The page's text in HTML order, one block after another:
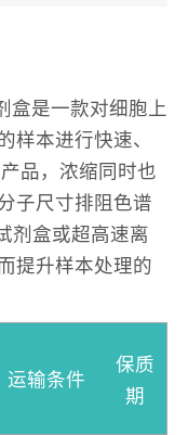
盒是一款对细胞上
本进行快速、
品，浓缩同时也
子尺寸排阻色谱
剂盒或超高速离
提升样本处理的
运输条件
保质
期